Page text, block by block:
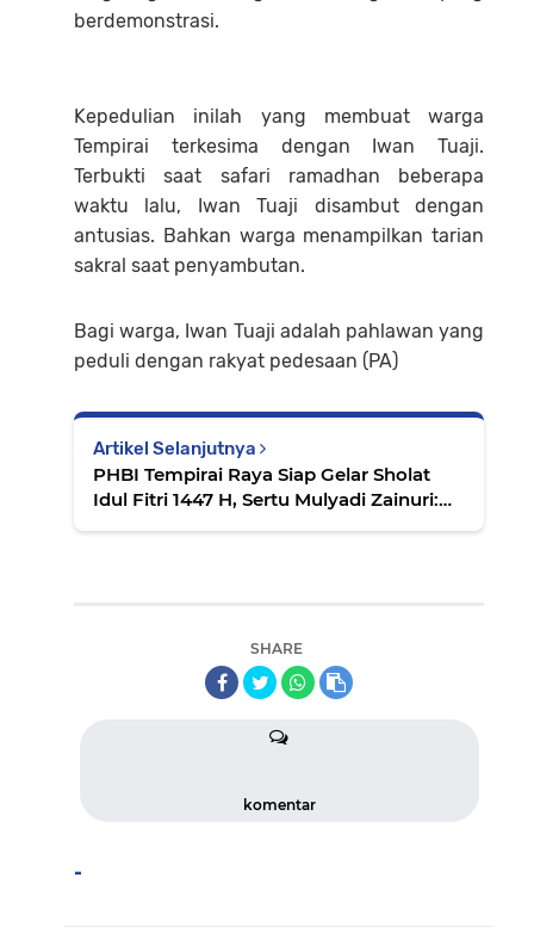
berdemonstrasi.
Kepedulian inilah yang membuat warga
Tempirai terkesima dengan Iwan Tuaji.
Terbukti saat safari ramadhan beberapa
waktu lalu, Iwan Tuaji disambut dengan
antusias. Bahkan warga menampilkan tarian
sakral saat penyambutan.
Bagi warga, Iwan Tuaji adalah pahlawan yang
peduli dengan rakyat pedesaan (PA)
Artikel Selanjutnya
PHBI Tempirai Raya Siap Gelar Sholat
Idul Fitri 1447 H, Sertu Mulyadi Zainuri:
SHARE
komentar
-